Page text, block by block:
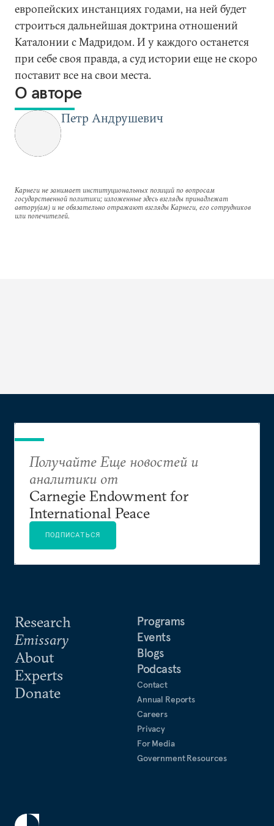
европейских инстанциях годами, на ней будет
строиться дальнейшая доктрина отношений
Каталонии с Мадридом. И у каждого останется
при себе своя правда, а суд истории еще не скоро
поставит все на свои места.
О авторе
Петр Андрушевич
Карнеги не занимает институциональных позиций по вопросам
государственной политики; изложенные здесь взгляды принадлежат
автору(ам) и не обязательно отражают взгляды Карнеги, его сотрудников
или попечителей.
Research
Emissary
About
Experts
Donate
Programs
Events
Blogs
Podcasts
Contact
Annual Reports
Careers
Privacy
For Media
Government Resources
Получайте Еще новостей и
аналитики от
Carnegie Endowment for
International Peace
ПОДПИСАТЬСЯ